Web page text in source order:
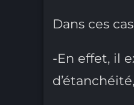
Dans ces
-En effet, il